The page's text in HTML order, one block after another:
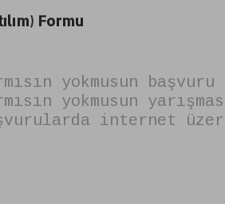
Formu
yokmusun
yokmusun
internet
dikkat edilmesi